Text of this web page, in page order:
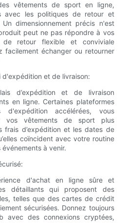
vêtements de sport en ligne,
avec les politiques de retour et
dimensionnement précis n'est
peut ne pas répondre à vos
de retour flexible et conviviale
facilement échanger ou retourner
d'expédition et de livraison:
d’expédition et de livraison
en ligne. Certaines plateformes
d'expédition accélérées, vous
vos vêtements de sport plus
frais d’expédition et les dates de
coïncident avec votre routine
à venir.
d'achat en ligne sûre et
détaillants qui proposent des
telles que des cartes de crédit
sécurisées. Donnez toujours
avec des connexions cryptées,